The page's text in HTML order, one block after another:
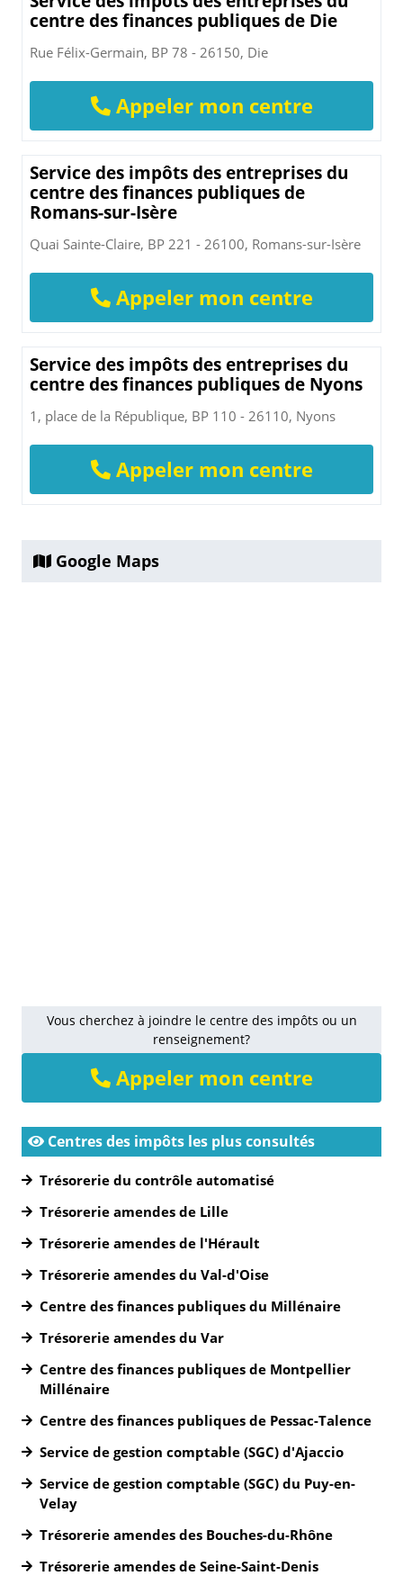
centre des finances publiques de Die
Rue Félix-Germain, BP 78 - 26150, Die
Appeler mon centre
Service des impôts des entreprises du
centre des finances publiques de
Romans-sur-Isère
Quai Sainte-Claire, BP 221 - 26100, Romans-sur-Isère
Appeler mon centre
Service des impôts des entreprises du
centre des finances publiques de Nyons
1, place de la République, BP 110 - 26110, Nyons
Appeler mon centre
Google Maps
Vous cherchez à joindre le centre des impôts ou un
renseignement?
Appeler mon centre
Centres des impôts les plus consultés
Trésorerie du contrôle automatisé
Trésorerie amendes de Lille
Trésorerie amendes de l'Hérault
Trésorerie amendes du Val-d'Oise
Centre des finances publiques du Millénaire
Trésorerie amendes du Var
Centre des finances publiques de Montpellier
Millénaire
Centre des finances publiques de Pessac-Talence
Service de gestion comptable (SGC) d'Ajaccio
Service de gestion comptable (SGC) du Puy-en-
Velay
Trésorerie amendes des Bouches-du-Rhône
Trésorerie amendes de Seine-Saint-Denis